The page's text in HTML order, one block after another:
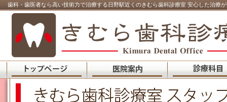
歯科・歯医者なら高い技術力で治療する日野駅近くのきむら歯科診療室 安心した治療